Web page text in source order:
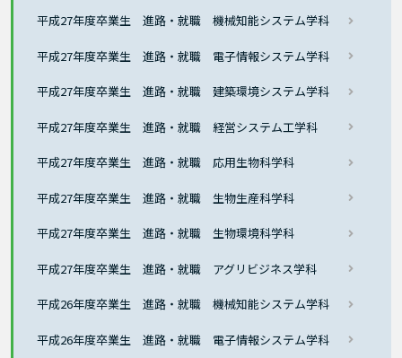
平成27年度卒業生 進路・就職 機械知能システム学科
平成27年度卒業生 進路・就職 電子情報システム学科
平成27年度卒業生 進路・就職 建築環境システム学科
平成27年度卒業生 進路・就職 経営システム工学科
平成27年度卒業生 進路・就職 応用生物科学科
平成27年度卒業生 進路・就職 生物生産科学科
平成27年度卒業生 進路・就職 生物環境科学科
平成27年度卒業生 進路・就職 アグリビジネス学科
平成26年度卒業生 進路・就職 機械知能システム学科
平成26年度卒業生 進路・就職 電子情報システム学科